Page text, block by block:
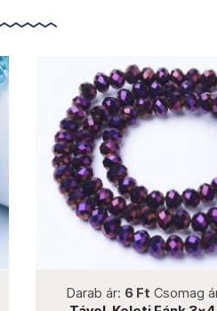
Darab ár:6 Ft Csomag ár:108 Ft